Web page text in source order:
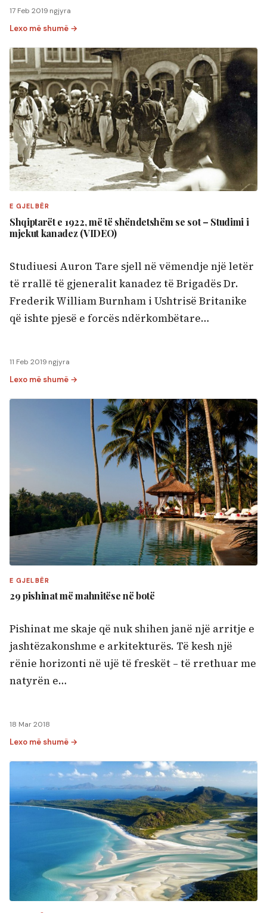
17 Feb 2019·ngjyra
Lexo më shumë →
E GJELBËR
Shqiptarët e 1922, më të shëndetshëm se sot – Studimi i
mjekut kanadez (VIDEO)
Studiuesi Auron Tare sjell në vëmendje një letër
të rrallë të gjeneralit kanadez të Brigadës Dr.
Frederik William Burnham i Ushtrisë Britanike
që ishte pjesë e forcës ndërkombëtare…
11 Feb 2019·ngjyra
Lexo më shumë →
E GJELBËR
29 pishinat më mahnitëse në botë
Pishinat me skaje që nuk shihen janë një arritje e
jashtëzakonshme e arkitekturës. Të kesh një
rënie horizonti në ujë të freskët – të rrethuar me
natyrën e…
18 Mar 2018
Lexo më shumë →